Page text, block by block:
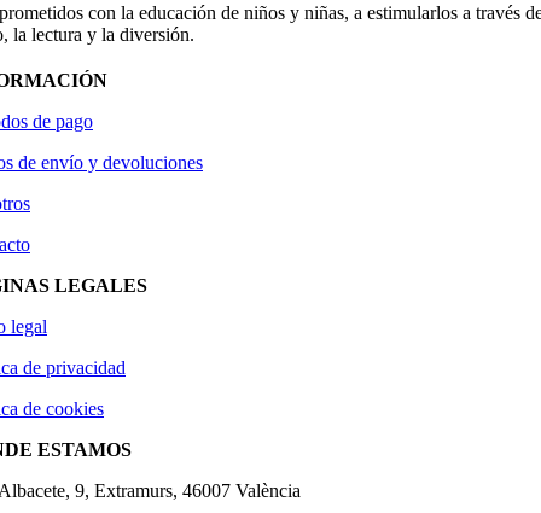
con la educación de niños y niñas, a estimularlos a través
la lectura y la diversión.
de pago
de envío y devoluciones
LEGALES
legal
de privacidad
de cookies
ESTAMOS
9, Extramurs, 46007 València